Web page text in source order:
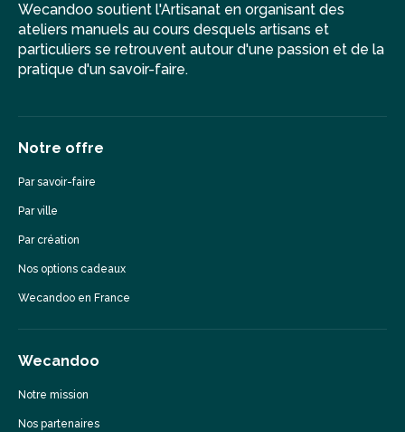
Wecandoo soutient l'Artisanat en organisant des
ateliers manuels au cours desquels artisans et
particuliers se retrouvent autour d'une passion et de la
pratique d'un savoir-faire.
Notre offre
Par savoir-faire
Par ville
Par création
Nos options cadeaux
Wecandoo en France
Wecandoo
Notre mission
Nos partenaires